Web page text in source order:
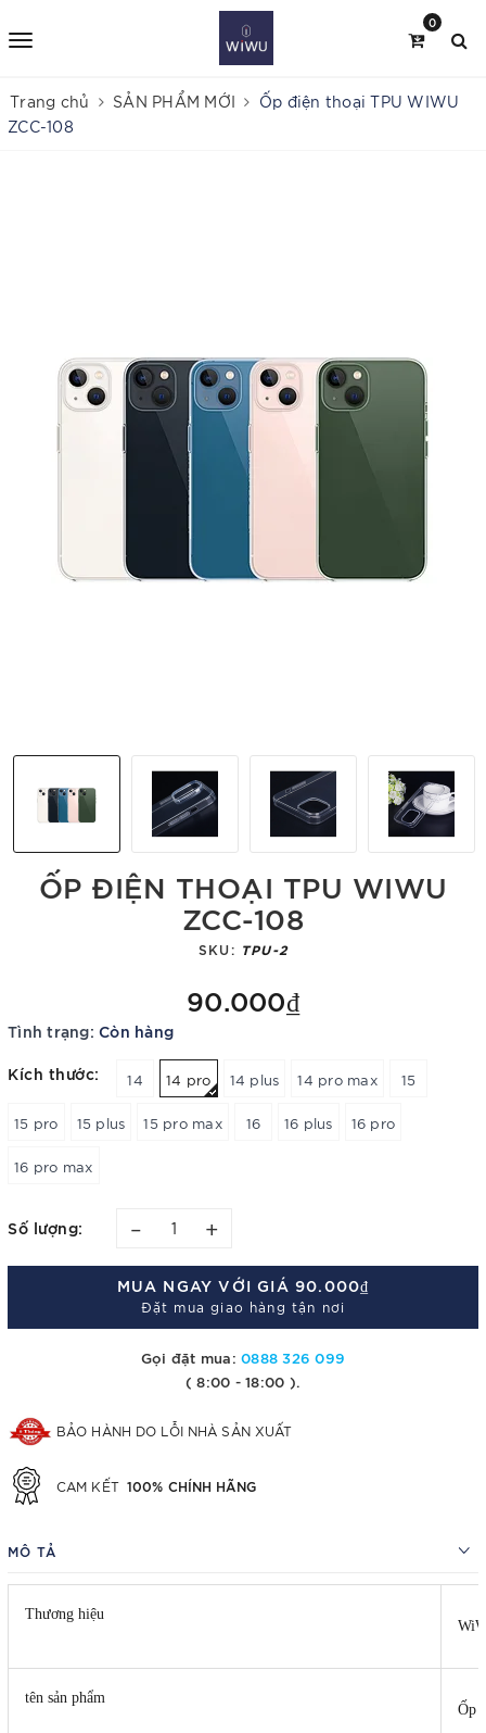
0
Trang chủ SẢN PHẨM MỚI
Ốp điện thoại TPU WIWU
ZCC-108
ỐP ĐIỆN THOẠI TPU WIWU
ZCC-108
SKU: TPU-2
90.000₫
Tình trạng: Còn hàng
Kích thước: 14 14 pro 14 plus 14 pro max 15
15 pro 15 plus 15 pro max 16 16 plus 16 pro
16 pro max
Số lượng: – +
MUA NGAY VỚI GIÁ 90.000₫
Đặt mua giao hàng tận nơi
Gọi đặt mua:0888 326 099
( 8:00 - 18:00 ).
BẢO HÀNH DO LỖI NHÀ SẢN XUẤT
CAM KẾT 100% CHÍNH HÃNG
MÔ TẢ
Thương hiệu
tên sản phẩm
Ốp